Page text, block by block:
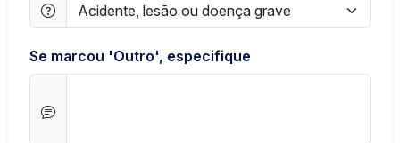
Se marcou 'Outro', especifique